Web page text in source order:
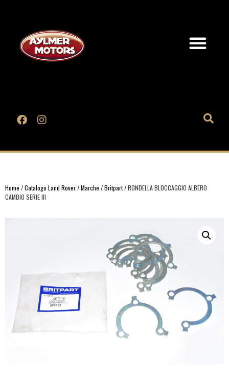
Home /Catalogo Land Rover/Marche /Britpart/ RONDELLA BLOCCAGGIO ALBERO
CAMBIO SERIE III